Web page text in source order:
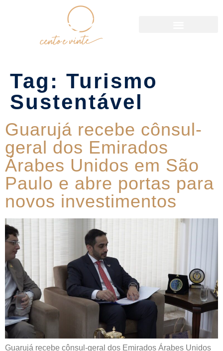
Tag: Turismo
Sustentável
Guarujá recebe cônsul-
geral dos Emirados
Árabes Unidos em São
Paulo e abre portas para
novos investimentos
Guarujá recebe cônsul-geral dos Emirados Árabes Unidos